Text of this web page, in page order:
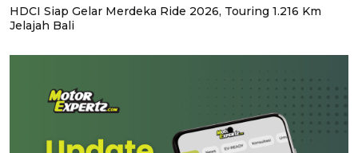
HDCI Siap Gelar Merdeka Ride 2026, Touring 1.216 Km
Jelajah Bali